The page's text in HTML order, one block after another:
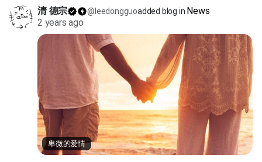
寒冬期间，大家要勒紧裤腰带，怎么省钱怎么来！业
务不挣钱、还在亏损的，能停掉就停掉，不然亏损的
业务不久就会将你拖入泥沼。
还背负债务的兄弟，保持好身体，不要想着加大投入
来翻身了，等寒冬期过去了，机会就多了。
清 德宗 @leedongguoadded blog in News
2 years ago
卑微的爱情